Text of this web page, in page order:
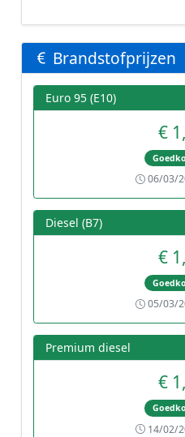
Brandstofprijzen
Euro 95 (E10)
€
06/03/
Diesel (B7)
€
05/03/
Premium diesel
€
14/02/